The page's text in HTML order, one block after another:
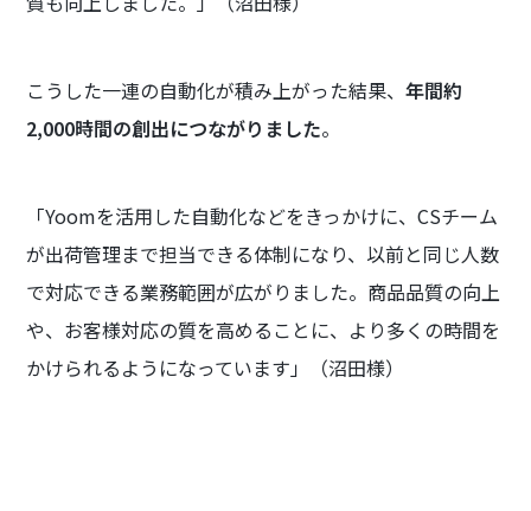
こうした一連の自動化が積み上がった結果、年間約
2,000時間の創出につながりました。
「Yoomを活用した自動化などをきっかけに、CSチーム
が出荷管理まで担当できる体制になり、以前と同じ人数
で対応できる業務範囲が広がりました。商品品質の向上
や、お客様対応の質を高めることに、より多くの時間を
かけられるようになっています」（沼田様）